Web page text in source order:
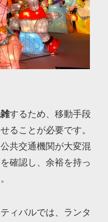
するため、移動手段
ることが必要です。
共交通機関が大変混
確認し、余裕を持っ
ィバルでは、ランタ